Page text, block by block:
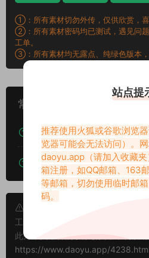
①：所有素材切勿外传，仅供欣赏，喜
②：所有素材密码均已测试，遇见问
工单。
③：所有素材均无露点、纯绿色版本，
常见问题
下载后提示文件损坏、解
下载的资源如何解压？
申明：本文资源均来源网友分享
工单处理。
此外本文章皆属于原创文章，转载请
https://www.daoyu.app/4238.html
站点提
推荐使用火狐或谷歌浏览
览器可能会无法访问）。网
daoyu.app （请加入收藏
箱注册，如QQ邮箱、163
等邮箱，切勿使用临时邮
码。